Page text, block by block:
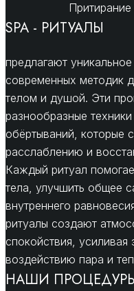
SPA - РИТУАЛЫ
предлагают
современных методик
телом и душой. Эти
разнообразные
обёртываний, которые
расслаблению и
Каждый ритуал
тела, улучшить общее
внутреннего
ритуалы создают
спокойствия,
воздействию пара и
НАШИ